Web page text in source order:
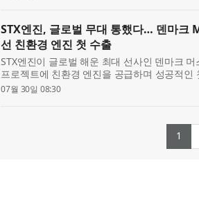
STX엔진, 글로벌 무대 통했다… 덴마크
선 친환경 엔진 첫 수출
STX엔진이 글로벌 해운 최대 선사인 덴마크
프로젝트에 친환경 엔진을 공급하며 성공적인
은 중국 NTS조선소와 1만9000TEU급 초대형
07월 30일 08:30
1